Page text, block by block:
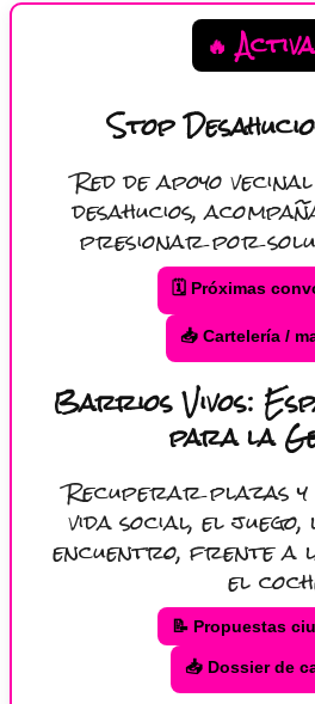
🔥
Stop
Red de apoyo
desahucios,
presionar por
🗓️ Próximas
📥 Cartelería /
Barrios Vivos:
para la
Recuperar plazas
vida social, el
encuentro, frente a
el
📝 Propuestas
📥 Dossier de